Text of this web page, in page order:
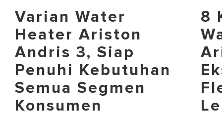
Varian Water
Heater Ariston
Andris 3, Siap
Penuhi Kebutuhan
Semua Segmen
Konsumen
8